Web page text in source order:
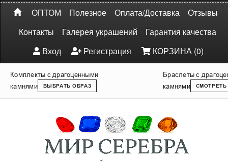
ОПТОМ Полезное Оплата/Доставка
Отзывы
Контакты
Галерея украшений
Гарантия качества
Вход
Регистрация КОРЗИНА (0)
Комплекты с драгоценными
камнями
ВЫБРАТЬ ОБРАЗ
Браслеты с
камнями
СМОТРЕТЬ